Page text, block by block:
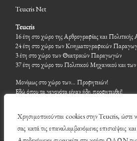
Χρησιμοποιούνται cookies στην Teucris, ώστε
σας κατά τις επαναλαμβανόμενες επισκέψεις
Teucris Net
Teucris
16 έτη στο χώρο της Αρθρογραφίας και Πολιτικής
24 έτη στο χώρο των Κινηματογραφικών
3 έτη στο χώρο των Θεατρικών Παραγωγών
37 έτη στο χώρο του Πολιτικού Μηχανικού και
Μονίμως στο χώρο των… Προφητειών!
Εδώ όπου τα γεγονότα είχαν ήδη προφητευθεί!